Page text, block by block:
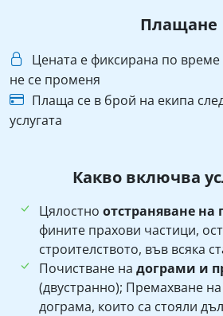
Плащане
Цената е фиксирана по
не се променя
Плаща се в брой на екипа
услугата
Какво включва
Цялостно отстраняване на
фините прахови частици,
строителството, във всяка
Почистване на дограми и
(двустранно); Премахване
дограма, които са стояли